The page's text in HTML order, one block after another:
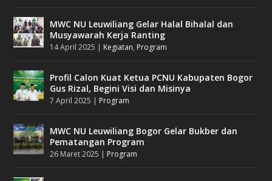
MWC NU Leuwiliang Gelar Halal Bihalal dan
Musyawarah Kerja Ranting
14 April 2025 | Kegiatan, Program
Profil Calon Kuat Ketua PCNU Kabupaten Bogor
Gus Rizal, Begini Visi dan Misinya
7 April 2025 | Program
MWC NU Leuwiliang Bogor Gelar Bukber dan
Pematangan Program
26 Maret 2025 | Program